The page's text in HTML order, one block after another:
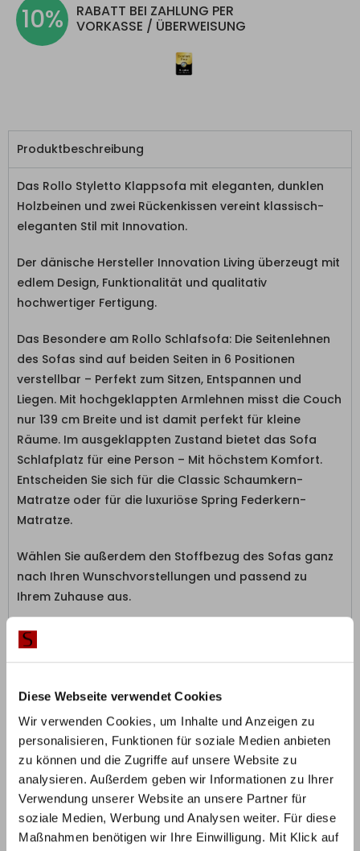
Diese Webseite verwendet Cookies
Wir verwenden Cookies, um Inhalte und Anzeigen zu
personalisieren, Funktionen für soziale Medien anbieten
zu können und die Zugriffe auf unsere Website zu
analysieren. Außerdem geben wir Informationen zu Ihrer
Verwendung unserer Website an unsere Partner für
soziale Medien, Werbung und Analysen weiter. Für diese
Maßnahmen benötigen wir Ihre Einwilligung. Mit Klick auf
10%
RABATT BEI ZAHLUNG PER
VORKASSE / ÜBERWEISUNG
Produktbeschreibung
Das Rollo Styletto Klappsofa mit eleganten, dunklen
Holzbeinen und zwei Rückenkissen vereint klassisch-
eleganten Stil mit Innovation.
Der dänische Hersteller Innovation Living überzeugt mit
edlem Design, Funktionalität und qualitativ
hochwertiger Fertigung.
Das Besondere am Rollo Schlafsofa: Die Seitenlehnen
des Sofas sind auf beiden Seiten in 6 Positionen
verstellbar – Perfekt zum Sitzen, Entspannen und
Liegen. Mit hochgeklappten Armlehnen misst die Couch
nur 139 cm Breite und ist damit perfekt für kleine
Räume. Im ausgeklappten Zustand bietet das Sofa
Schlafplatz für eine Person – Mit höchstem Komfort.
Entscheiden Sie sich für die Classic Schaumkern-
Matratze oder für die luxuriöse Spring Federkern-
Matratze.
Wählen Sie außerdem den Stoffbezug des Sofas ganz
nach Ihren Wunschvorstellungen und passend zu
Ihrem Zuhause aus.
Zusätzliche Informationen
Das sagen unsere Kunden
5,0